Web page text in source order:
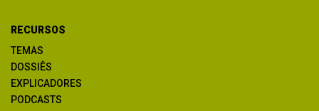
RECURSOS
TEMAS
DOSSIÊS
EXPLICADORES
PODCASTS